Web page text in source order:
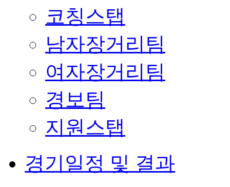
코칭스탭
남자장거리팀
여자장거리팀
경보팀
지원스탭
경기일정 및 결과